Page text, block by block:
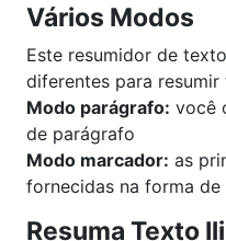
Vários Modos
Este resumidor de
diferentes para resumir
Modo parágrafo: você
de parágrafo
Modo marcador: as
fornecidas na forma de
Resuma Texto